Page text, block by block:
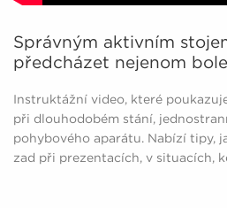
Správným aktivním
předcházet nejenom
Instruktážní video, které
při dlouhodobém stání,
pohybového aparátu. Nabízí tipy,
zad při prezentacích, v situacích,